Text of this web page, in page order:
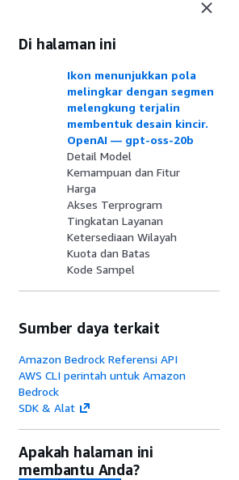
Di halaman ini
Ikon menunjukkan pola
melingkar dengan segmen
melengkung terjalin
membentuk desain kincir.
OpenAI — gpt-oss-20b
Detail Model
Kemampuan dan Fitur
Harga
Akses Terprogram
Tingkatan Layanan
Ketersediaan Wilayah
Kuota dan Batas
Kode Sampel
Sumber daya terkait
Amazon Bedrock Referensi API
AWS CLI perintah untuk Amazon
Bedrock
SDK & Alat
Apakah halaman ini
membantu Anda?